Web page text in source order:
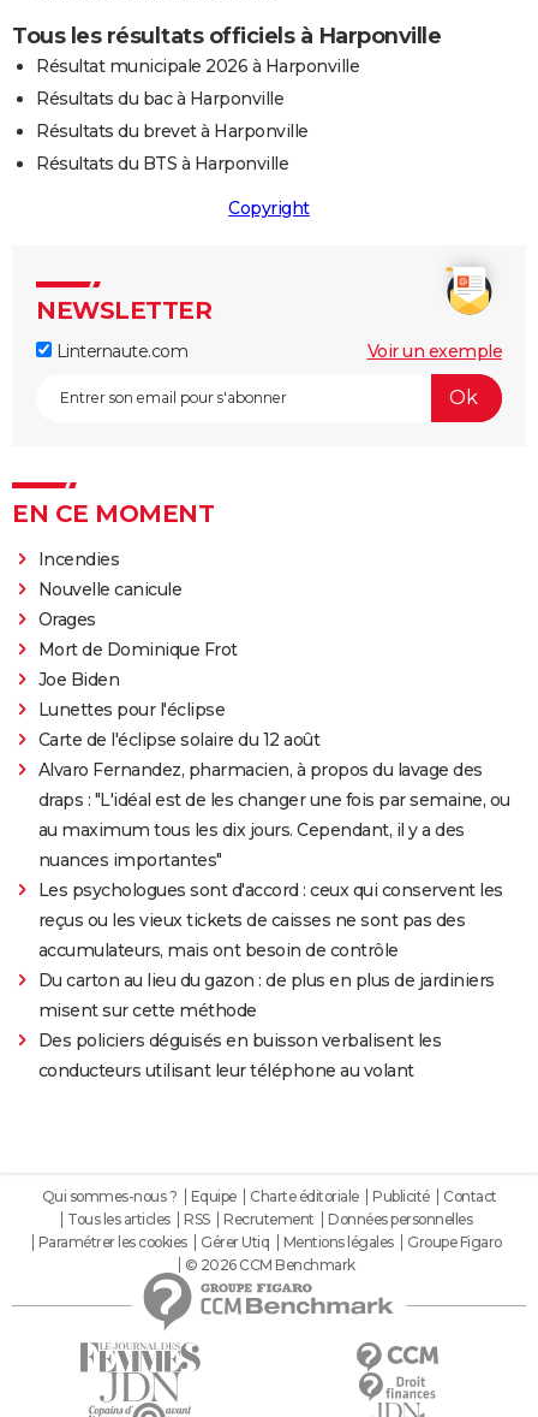
Tous les résultats officiels à Harponville
Résultat municipale 2026 à Harponville
Résultats du bac à Harponville
Résultats du brevet à Harponville
Résultats du BTS à Harponville
Copyright
NEWSLETTER
Linternaute.com Voir un exemple
EN CE MOMENT
Incendies
Nouvelle canicule
Orages
Mort de Dominique Frot
Joe Biden
Lunettes pour l'éclipse
Carte de l'éclipse solaire du 12 août
Alvaro Fernandez, pharmacien, à propos du lavage des
draps : "L'idéal est de les changer une fois par semaine, ou
au maximum tous les dix jours. Cependant, il y a des
nuances importantes"
Les psychologues sont d'accord : ceux qui conservent les
reçus ou les vieux tickets de caisses ne sont pas des
accumulateurs, mais ont besoin de contrôle
Du carton au lieu du gazon : de plus en plus de jardiniers
misent sur cette méthode
Des policiers déguisés en buisson verbalisent les
conducteurs utilisant leur téléphone au volant
Qui sommes-nous ? Equipe Charte éditoriale Publicité
Contact
Tous les articles
RSS Recrutement
Données personnelles
Paramétrer les cookies
Gérer Utiq Mentions légales
Groupe Figaro
© 2026 CCM Benchmark